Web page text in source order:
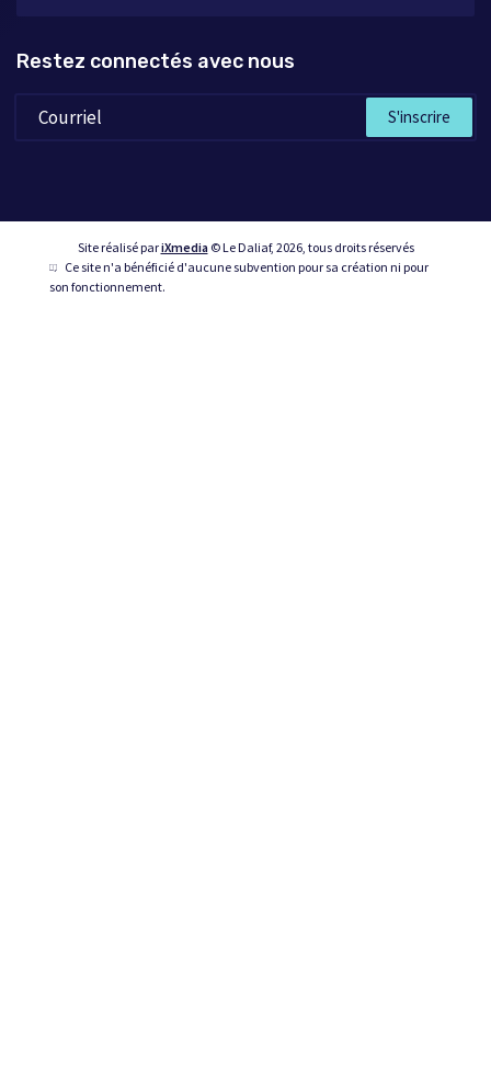
Restez connectés avec nous
S'inscrire
Site réalisé pariXmedia© Le Daliaf, 2026, tous droits réservés
Ce site n'a bénéficié d'aucune subvention pour sa création ni pour
son fonctionnement.